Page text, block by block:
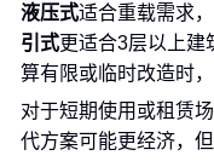
液压式适合重载需求
引式更适合3层以上建
算有限或临时改造时，
对于短期使用或租赁场
代方案可能更经济，